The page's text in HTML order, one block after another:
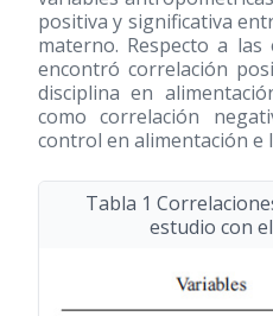
positiva y significativa
materno. Respecto a
encontró correlación
disciplina en
como correlación
control en alimentación e
Tabla 1
estudio con